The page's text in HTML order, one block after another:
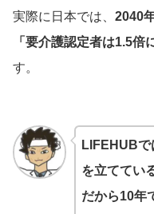
実際に日本では、 2040
「要介護認定者は1.5倍
す。
LIFEHUB
を立ててい
だから10年